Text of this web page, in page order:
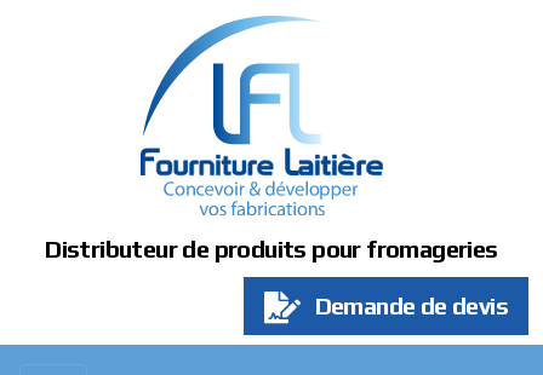
Distributeur de produits pour fromageries
Demande de devis
Panneau de gestion des cookies